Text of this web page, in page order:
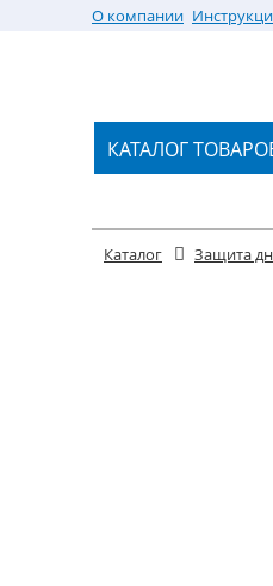
О компании
КАТАЛОГ
Каталог Защита